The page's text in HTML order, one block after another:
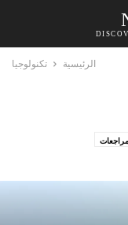
الرئيسية تكنولوجيا
مراجعات